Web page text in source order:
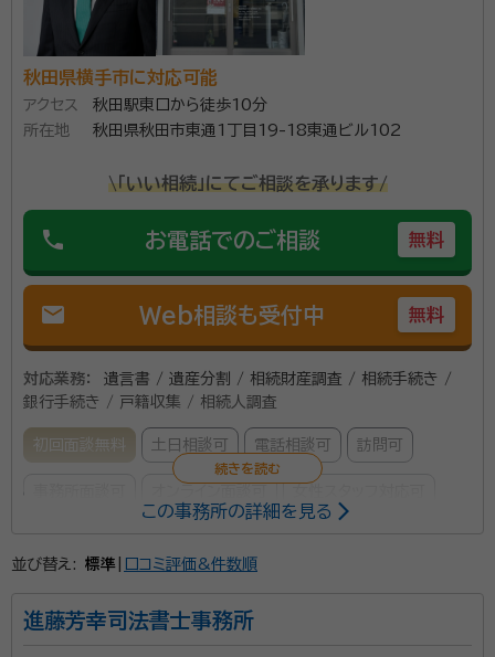
秋田県横手市に対応可能
アクセス
秋田駅東口から徒歩10分
所在地
秋田県秋田市東通1丁目19-18東通ビル102
\「いい相続」にてご相談を承ります/
phone お電話でのご相談 無料
mail Web相談も受付中 無料
対応業務：
遺言書 / 遺産分割 / 相続財産調査 / 相続手続き /
銀行手続き / 戸籍収集 / 相続人調査
初回面談無料 土日相談可 電話相談可 訪問可
経歴： 秋田南高校卒業後、明治大学法学部入学。 大学卒業後秋田県庁に
入庁し、５５歳で退職し独立し現在に至る。
この事務所の詳細を見る
並び替え: 標準 口コミ評価&件数順
進藤芳幸司法書士事務所